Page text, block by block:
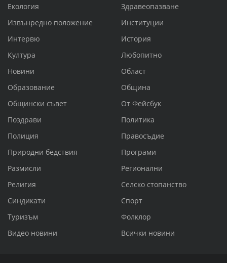
Екология
Здравеопазване
Извънредно положение
Институции
Интервю
История
Култура
Любопитно
Новини
Област
Образование
Община
Общински съвет
От Фейсбук
Поздрави
Политика
Полиция
Правосъдие
Природни бедствия
Програми
Размисли
Регионални
Религия
Селско стопанство
Синдикати
Спорт
Туризъм
Фолклор
Видео новини
Всички новини